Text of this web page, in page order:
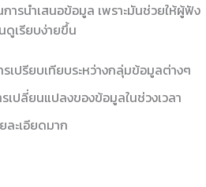
ารนำเสนอข้อมูล เพราะมันช่วยให้ผู้ฟัง
ดูเรียบง่ายขึ้น
รเปรียบเทียบระหว่างกลุ่มข้อมูลต่างๆ
เปลี่ยนแปลงของข้อมูลในช่วงเวลา
ะเอียดมาก